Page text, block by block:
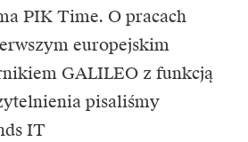
PIK Time. O pracach
europejskim
GALILEO z funkcją
pisaliśmy
IT